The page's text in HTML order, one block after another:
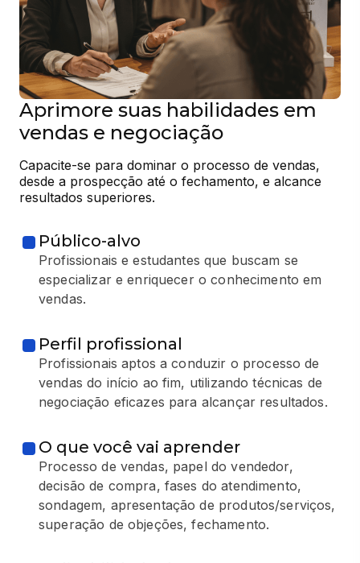
Aprimore suas habilidades em
vendas e negociação
Capacite-se para dominar o processo de vendas,
desde a prospecção até o fechamento, e alcance
resultados superiores.
Público-alvo
Profissionais e estudantes que buscam se
especializar e enriquecer o conhecimento em
vendas.
Perfil profissional
Profissionais aptos a conduzir o processo de
vendas do início ao fim, utilizando técnicas de
negociação eficazes para alcançar resultados.
O que você vai aprender
Processo de vendas, papel do vendedor,
decisão de compra, fases do atendimento,
sondagem, apresentação de produtos/serviços,
superação de objeções, fechamento.